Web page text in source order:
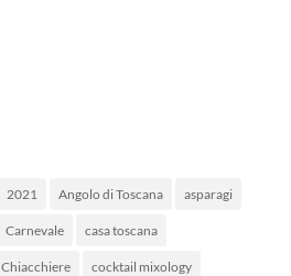
2021 Angolo di Toscana asparagi
Carnevale casa toscana
Chiacchiere cocktail mixology